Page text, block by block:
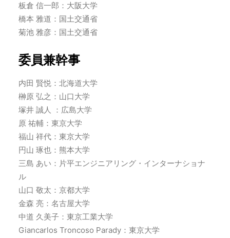
板倉 信一郎：大阪大学
橋本 雅道：国土交通省
菊池 雅彦：国土交通省
委員兼幹事
内田 賢悦：北海道大学
榊原 弘之：山口大学
塚井 誠人 ：広島大学
原 祐輔：東京大学
福山 祥代：東京大学
円山 琢也：熊本大学
三島 あい：片平エンジニアリング・インターナショナ
ル
山口 敬太：京都大学
金森 亮：名古屋大学
中道 久美子：東京工業大学
Giancarlos Troncoso Parady：東京大学